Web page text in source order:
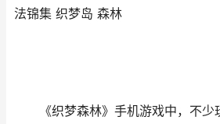
法锦集 织梦岛 森林
《织梦森林》手机游戏中，不少